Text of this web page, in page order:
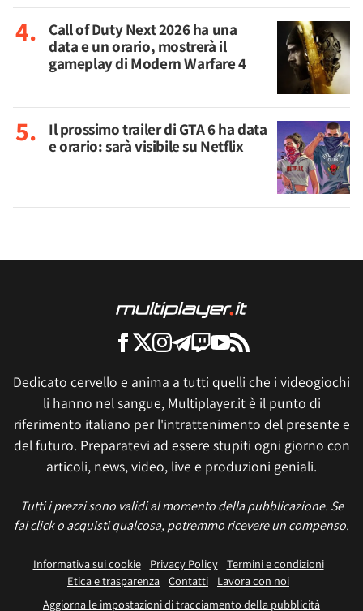
Call of Duty Next 2026 ha una
data e un orario, mostrerà il
gameplay di Modern Warfare 4
Il prossimo trailer di GTA 6 ha data
e orario: sarà visibile su Netflix
Dedicato cervello e anima a tutti quelli che i videogiochi
li hanno nel sangue, Multiplayer.it è il punto di
riferimento italiano per l'intrattenimento del presente e
del futuro. Preparatevi ad essere stupiti ogni giorno con
articoli, news, video, live e produzioni geniali.
Tutti i prezzi sono validi al momento della pubblicazione. Se
fai click o acquisti qualcosa, potremmo ricevere un compenso.
Informativa sui cookie Privacy Policy
Termini e condizioni
Etica e trasparenza Contatti
Lavora con noi
Aggiorna le impostazioni di tracciamento della pubblicità